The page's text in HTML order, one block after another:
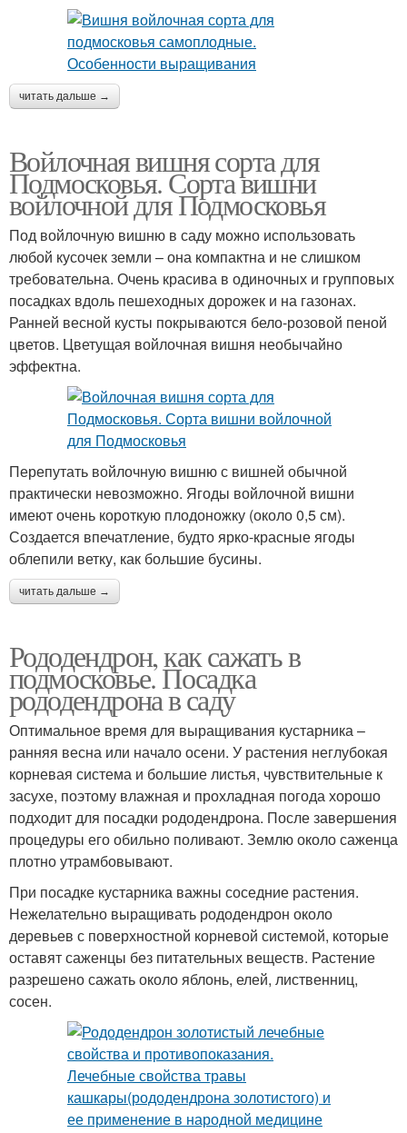
читать дальше →
Войлочная вишня сорта для
Подмосковья. Сорта вишни
войлочной для Подмосковья
Под войлочную вишню в саду можно использовать
любой кусочек земли – она компактна и не слишком
требовательна. Очень красива в одиночных и групповых
посадках вдоль пешеходных дорожек и на газонах.
Ранней весной кусты покрываются бело-розовой пеной
цветов. Цветущая войлочная вишня необычайно
эффектна.
Перепутать войлочную вишню с вишней обычной
практически невозможно. Ягоды войлочной вишни
имеют очень короткую плодоножку (около 0,5 см).
Создается впечатление, будто ярко-красные ягоды
облепили ветку, как большие бусины.
читать дальше →
Рододендрон, как сажать в
подмосковье. Посадка
рододендрона в саду
Оптимальное время для выращивания кустарника –
ранняя весна или начало осени. У растения неглубокая
корневая система и большие листья, чувствительные к
засухе, поэтому влажная и прохладная погода хорошо
подходит для посадки рододендрона. После завершения
процедуры его обильно поливают. Землю около саженца
плотно утрамбовывают.
При посадке кустарника важны соседние растения.
Нежелательно выращивать рододендрон около
деревьев с поверхностной корневой системой, которые
оставят саженцы без питательных веществ. Растение
разрешено сажать около яблонь, елей, лиственниц,
сосен.